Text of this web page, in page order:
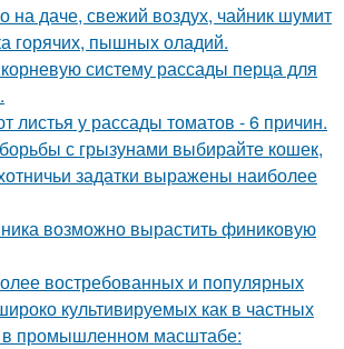
на даче, свежий воздух, чайник шумит
горячих, пышных оладий.
систему рассады перца для
листья у рассады томатов - 6 причин.
с грызунами выбирайте кошек,
задатки выражены наиболее
возможно вырастить финиковую
востребованных и популярных
культивируемых как в частных
в промышленном масштабе: